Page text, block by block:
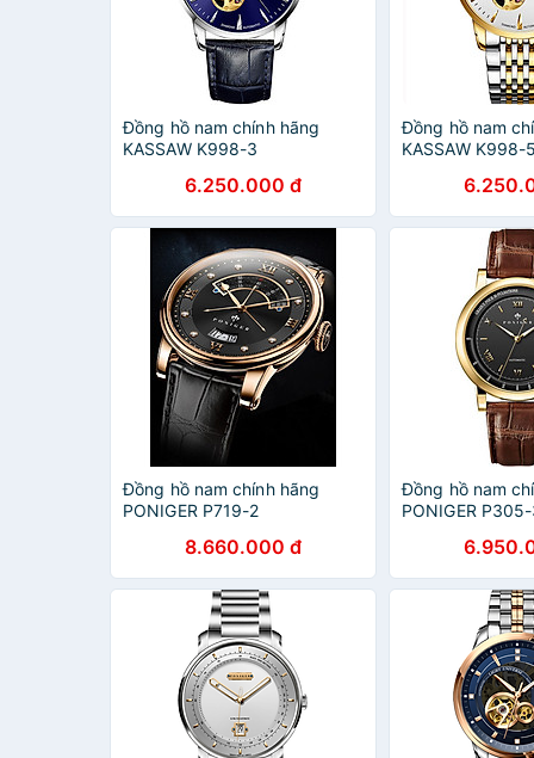
Đồng hồ nam chính hãng
KASSAW K998-3
6.250.000 đ
Đồng hồ nam
KASSAW K998-
Đồng hồ nam chính hãng
PONIGER P719-2
8.660.000 đ
Đồng hồ nam
PONIGER